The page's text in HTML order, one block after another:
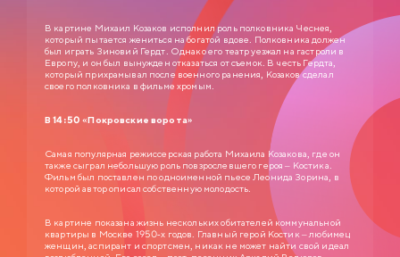
В картине Михаил Козаков исполнил роль полковника Чеснея,
который пытается жениться на богатой вдове. Полковника должен
был играть Зиновий Гердт. Однако его театр уезжал на гастроли в
Европу, и он был вынужден отказаться от съемок. В честь Гердта,
который прихрамывал после военного ранения, Козаков сделал
своего полковника в фильме хромым.
В 14:50 «Покровские ворота»
Самая популярная режиссерская работа Михаила Козакова, где он
также сыграл небольшую роль повзрослевшего героя – Костика.
Фильм был поставлен по одноименной пьесе Леонида Зорина, в
которой автор описал собственную молодость.
В картине показана жизнь нескольких обитателей коммунальной
квартиры в Москве 1950-х годов. Главный герой Костик – любимец
женщин, аспирант и спортсмен, никак не может найти свой идеал
ЗОЛОТАЯ КОЛЛЕКЦИЯ МОСФИЛЬМА
Анатолий Ефремович Новосельцев, рядовой служащий одного
статистического управления, — человек робкий и застенчивый. Для него
неплохо бы получить вакантное место зав. отделом, но он не знает как
подступиться к этому делу. Старый приятель Самохвалов советует ему
приударить за Людмилой Прокопьевной Калугиной, — сухарем в юбке и